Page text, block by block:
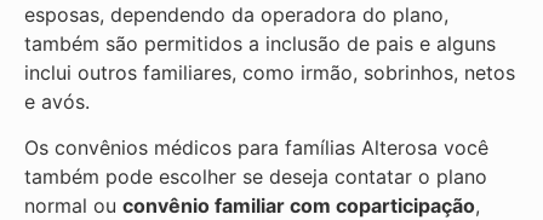
esposas, dependendo da operadora do plano,
também são permitidos a inclusão de pais e alguns
inclui outros familiares, como irmão, sobrinhos, netos
e avós.
Os convênios médicos para famílias Alterosa você
também pode escolher se deseja contatar o plano
normal ou convênio familiar com coparticipação,